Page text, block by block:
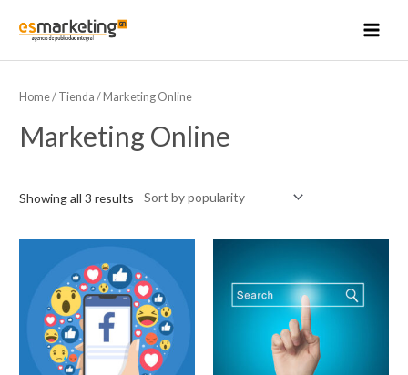
Home/ Tienda / Marketing Online
Marketing Online
Showing all 3 results